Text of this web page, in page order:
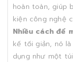
hoàn toàn, giúp
kiện công nghệ
Nhiều cách để
kế tối giản, nó
dụng như một